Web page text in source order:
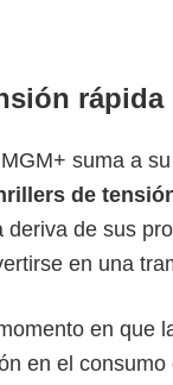
rápida
suma a
de
deriva de sus
en una
en que
en el consumo